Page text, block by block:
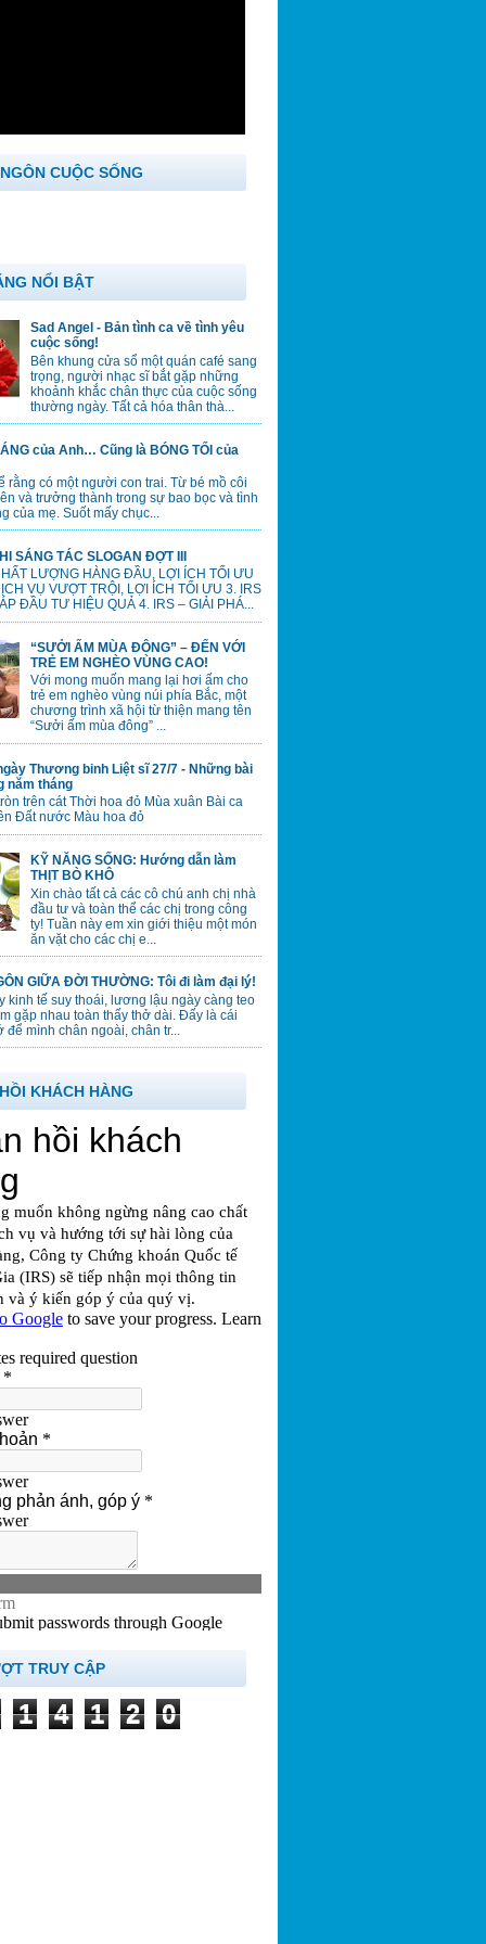
CUỘC SỐNG
NỔI BẬT
Sad Angel - Bản tình ca về tình yêu
cuộc sống!
Bên khung cửa sổ một quán café sang
trọng, người nhạc sĩ bắt gặp những
khoảnh khắc chân thực của cuộc sống
thường ngày. Tất cả hóa thân thà...
của Anh… Cũng là BÓNG TỐI của
rằng có một người con trai. Từ bé mồ côi
và trưởng thành trong sự bao bọc và tình
của mẹ. Suốt mấy chục...
SÁNG TÁC SLOGAN ĐỢT III
LƯỢNG HÀNG ĐẦU, LỢI ÍCH TỐI ƯU
VỤ VƯỢT TRỘI, LỢI ÍCH TỐI ƯU 3. IRS
ĐẦU TƯ HIỆU QUẢ 4. IRS – GIẢI PHÁ...
“SƯỞI ẤM MÙA ĐÔNG” – ĐẾN VỚI
TRẺ EM NGHÈO VÙNG CAO!
Với mong muốn mang lại hơi ấm cho
trẻ em nghèo vùng núi phía Bắc, một
chương trình xã hội từ thiện mang tên
“Sưởi ấm mùa đông” ...
Thương binh Liệt sĩ 27/7 - Những bài
năm tháng
trên cát Thời hoa đỏ Mùa xuân Bài ca
Đất nước Màu hoa đỏ
KỸ NĂNG SỐNG: Hướng dẫn làm
THỊT BÒ KHÔ
Xin chào tất cả các cô chú anh chị nhà
đầu tư và toàn thể các chị trong công
ty! Tuần này em xin giới thiệu một món
ăn vặt cho các chị e...
GIỮA ĐỜI THƯỜNG: Tôi đi làm đại lý!
kinh tế suy thoái, lương lậu ngày càng teo
gặp nhau toàn thấy thở dài. Đấy là cái
để mình chân ngoài, chân tr...
KHÁCH HÀNG
TRUY CẬP
1 4 1 2 0